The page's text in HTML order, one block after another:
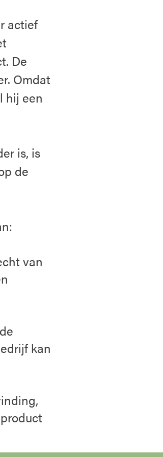
actief
De
Omdat
hij een
is, is
de
van
kan